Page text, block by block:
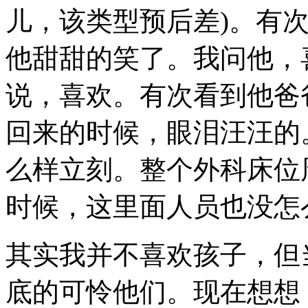
儿，该类型预后差)。有
他甜甜的笑了。我问他
说，喜欢。有次看到他
回来的时候，眼泪汪汪
么样立刻。整个外科床
时候，这里面人员也没
其实我并不喜欢孩子，
底的可怜他们。现在想